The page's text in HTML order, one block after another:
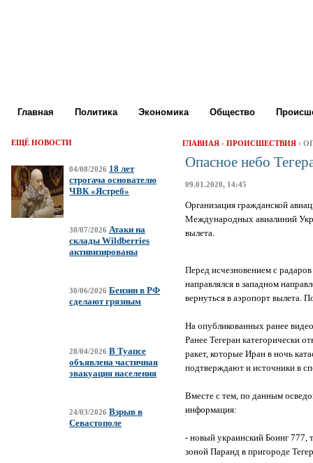
Главная Политика Экономика Общество
ЕЩЁ НОВОСТИ
04/08/2026 18 лет
строгача основателю
ЧВК «Ястреб»
30/07/2026 Атаки на
склады Wildberries
активизированы
30/06/2026 Бензин в РФ
сделают грязным
28/04/2026 В Туапсе
объявлена частичная
эвакуация населения
24/03/2026 Взрыв в
Севастополе
ГЛАВНАЯ › ПРОИСШЕСТВИЯ ›
Опасное небо
09.01.2020, 14:45
Организация гражданской
Международных авиалиний
вылета.
Перед исчезновением с
направлялся в западном
вернуться в аэропорт вылета.
На опубликованных ранее
Ранее Тегеран категорически
ракет, которые Иран в ночь
подтверждают и источники в
Вместе с тем, по данным
информация:
- новый украинский Боинг 777,
зоной Паранд в пригороде